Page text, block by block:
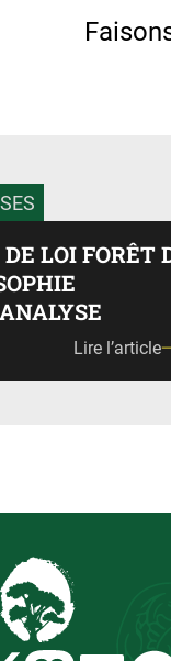
LOI FORÊT
Lire l’article